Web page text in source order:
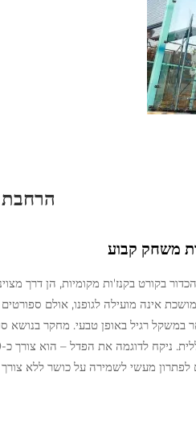
הרחבת
משחק קבוע
בקורט בקנז'ות מקומיות, הן דרך
אינה מועילה לגופנו, אולם
רגיל באופן טבעי. מחקר בנושא
לפתרון מעשי לשמירה על כושר ללא